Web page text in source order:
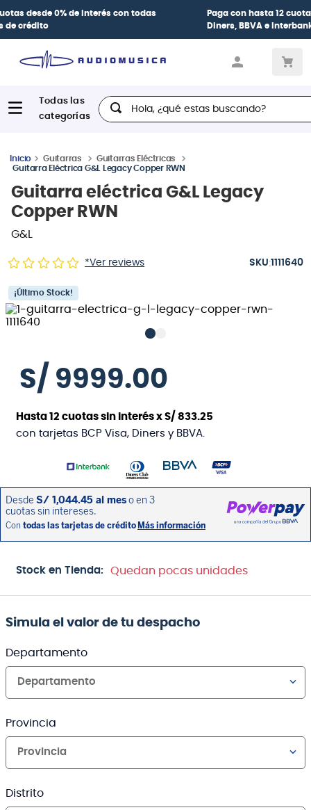
Paga conhasta 12 cuotas sin intereses con tarjetasBCP Visa,
Diners, BBVA e Interbank
Hola, ¿qué estas buscando?
Guitarras
Guitarras Eléctricas
Guitarra Eléctrica G&L Legacy Copper RWN
Guitarra eléctrica G&L Legacy
Copper RWN
G&L
*Ver reviews :1111640
¡Último Stock!
S/ 9999.00
Hasta12 cuotas sin interés xS/ 833.25
con tarjetas BCP Visa, Diners y BBVA.
Stock en Tienda: Quedan pocas unidades
Simula el valor de tu despacho
Departamento
Departamento
Provincia
Provincia
Distrito